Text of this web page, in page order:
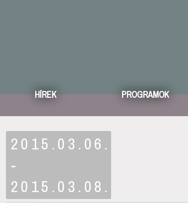
HÍREK PROGRAMOK
2015.03.06.
-
2015.03.08.